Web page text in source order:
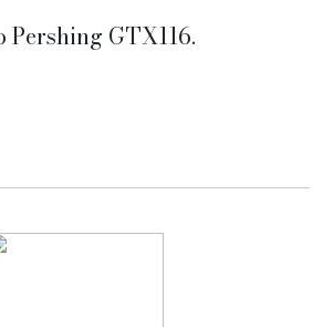
Pershing GTX116.